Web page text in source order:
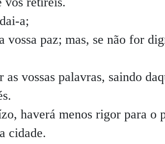
a;
vossa paz; mas, se não for
vossas palavras, saindo
haverá menos rigor para o
cidade.